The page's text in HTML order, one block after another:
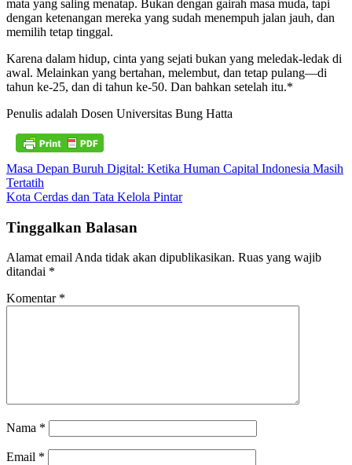
mata yang saling menatap. Bukan dengan gairah masa muda, tapi
dengan ketenangan mereka yang sudah menempuh jalan jauh, dan
memilih tetap tinggal.
Karena dalam hidup, cinta yang sejati bukan yang meledak-ledak di
awal. Melainkan yang bertahan, melembut, dan tetap pulang—di
tahun ke-25, dan di tahun ke-50. Dan bahkan setelah itu.*
Penulis adalah Dosen Universitas Bung Hatta
Navigasi
pos
Masa Depan Buruh Digital: Ketika Human Capital Indonesia Masih
Tertatih
Kota Cerdas dan Tata Kelola Pintar
Tinggalkan Balasan
Alamat email Anda tidak akan dipublikasikan. Ruas yang wajib
ditandai *
Komentar *
Nama *
Email *